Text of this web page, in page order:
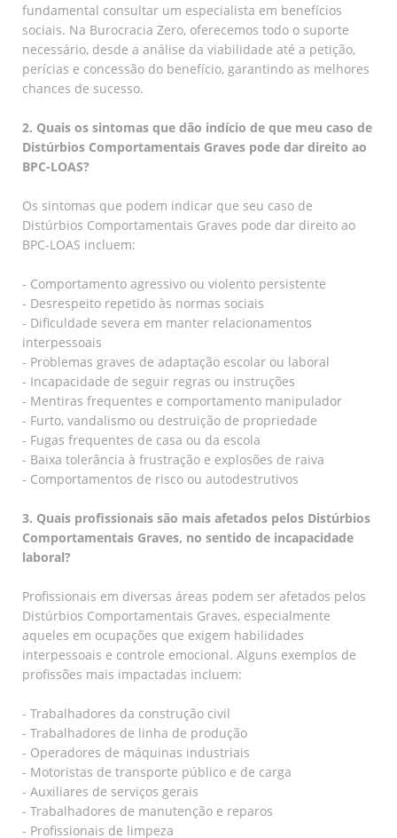
fundamental consultar um especialista em benefícios
sociais. Na Burocracia Zero, oferecemos todo o suporte
necessário, desde a análise da viabilidade até a petição,
perícias e concessão do benefício, garantindo as melhores
chances de sucesso.
2. Quais os sintomas que dão indício de que meu caso de
Distúrbios Comportamentais Graves pode dar direito ao
BPC-LOAS?
Os sintomas que podem indicar que seu caso de
Distúrbios Comportamentais Graves pode dar direito ao
BPC-LOAS incluem:
- Comportamento agressivo ou violento persistente
- Desrespeito repetido às normas sociais
- Dificuldade severa em manter relacionamentos
interpessoais
- Problemas graves de adaptação escolar ou laboral
- Incapacidade de seguir regras ou instruções
- Mentiras frequentes e comportamento manipulador
- Furto, vandalismo ou destruição de propriedade
- Fugas frequentes de casa ou da escola
- Baixa tolerância à frustração e explosões de raiva
- Comportamentos de risco ou autodestrutivos
3. Quais profissionais são mais afetados pelos Distúrbios
Comportamentais Graves, no sentido de incapacidade
laboral?
Profissionais em diversas áreas podem ser afetados pelos
Distúrbios Comportamentais Graves, especialmente
aqueles em ocupações que exigem habilidades
interpessoais e controle emocional. Alguns exemplos de
profissões mais impactadas incluem:
- Trabalhadores da construção civil
- Trabalhadores de linha de produção
- Operadores de máquinas industriais
- Motoristas de transporte público e de carga
- Auxiliares de serviços gerais
- Trabalhadores de manutenção e reparos
- Profissionais de limpeza